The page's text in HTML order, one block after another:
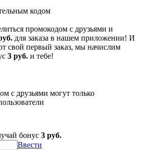
кодом
промокодом с друзьями и
для заказа в нашем приложении! И
свой первый заказ, мы начислим
3 руб. и тебе!
с друзьями могут только
бонус 3 руб.
Ввести